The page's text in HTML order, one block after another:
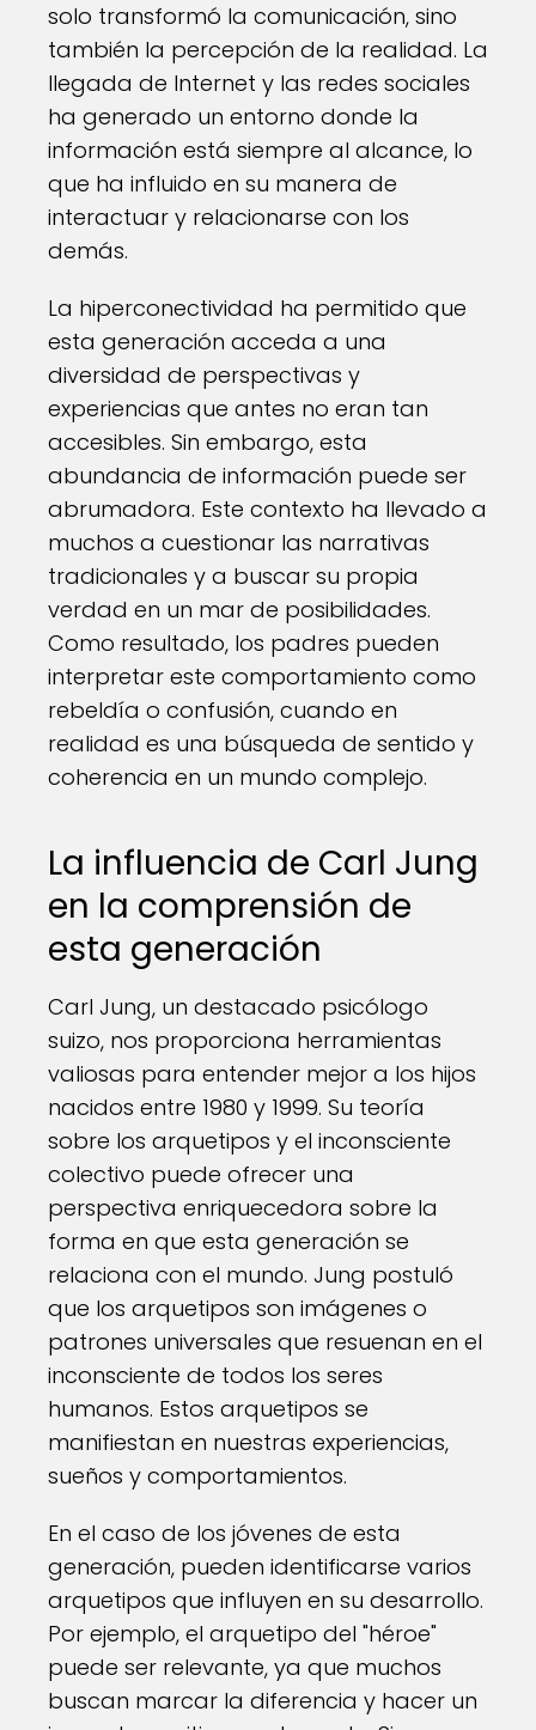
solo transformó la comunicación, sino
también la percepción de la realidad. La
llegada de Internet y las redes sociales
ha generado un entorno donde la
información está siempre al alcance, lo
que ha influido en su manera de
interactuar y relacionarse con los
demás.
La hiperconectividad ha permitido que
esta generación acceda a una
diversidad de perspectivas y
experiencias que antes no eran tan
accesibles. Sin embargo, esta
abundancia de información puede ser
abrumadora. Este contexto ha llevado a
muchos a cuestionar las narrativas
tradicionales y a buscar su propia
verdad en un mar de posibilidades.
Como resultado, los padres pueden
interpretar este comportamiento como
rebeldía o confusión, cuando en
realidad es una búsqueda de sentido y
coherencia en un mundo complejo.
La influencia de Carl Jung
en la comprensión de
esta generación
Carl Jung, un destacado psicólogo
suizo, nos proporciona herramientas
valiosas para entender mejor a los hijos
nacidos entre 1980 y 1999. Su teoría
sobre los arquetipos y el inconsciente
colectivo puede ofrecer una
perspectiva enriquecedora sobre la
forma en que esta generación se
relaciona con el mundo. Jung postuló
que los arquetipos son imágenes o
patrones universales que resuenan en el
inconsciente de todos los seres
humanos. Estos arquetipos se
manifiestan en nuestras experiencias,
sueños y comportamientos.
En el caso de los jóvenes de esta
generación, pueden identificarse varios
arquetipos que influyen en su desarrollo.
Por ejemplo, el arquetipo del "héroe"
puede ser relevante, ya que muchos
buscan marcar la diferencia y hacer un